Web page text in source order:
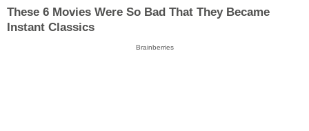
These 6 Movies Were So Bad That They Became
Instant Classics
Brainberries